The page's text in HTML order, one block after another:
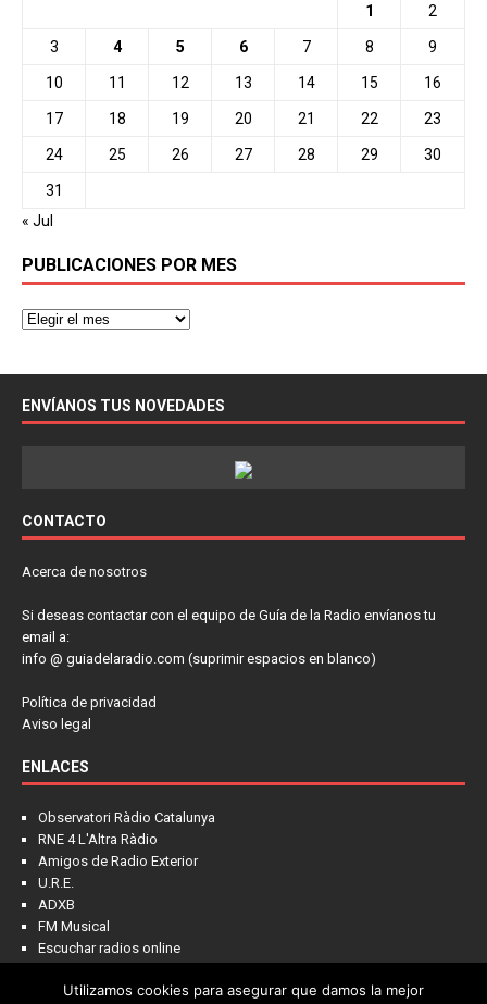
1 2
3 4 5 6 7 8 9
10 11 12 13 14 15 16
17 18 19 20 21 22 23
24 25 26 27 28 29 30
31
« Jul
PUBLICACIONES POR MES
ENVÍANOS TUS NOVEDADES
CONTACTO
Acerca de nosotros
Si deseas contactar con el equipo de Guía de la Radio envíanos tu
email a:
info @ guiadelaradio.com (suprimir espacios en blanco)
Política de privacidad
Aviso legal
ENLACES
Observatori Ràdio Catalunya
RNE 4 L'Altra Ràdio
Amigos de Radio Exterior
U.R.E.
ADXB
FM Musical
Escuchar radios online
Utilizamos cookies para asegurar que damos la mejor